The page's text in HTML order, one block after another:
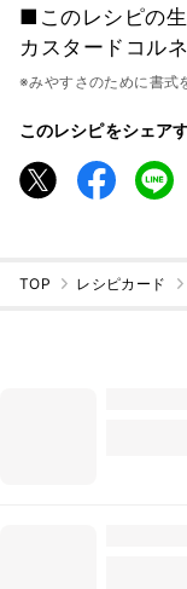
■このレシピの
カスタードコル
※みやすさのために書式
このレシピをシェア
TOP レシピカード